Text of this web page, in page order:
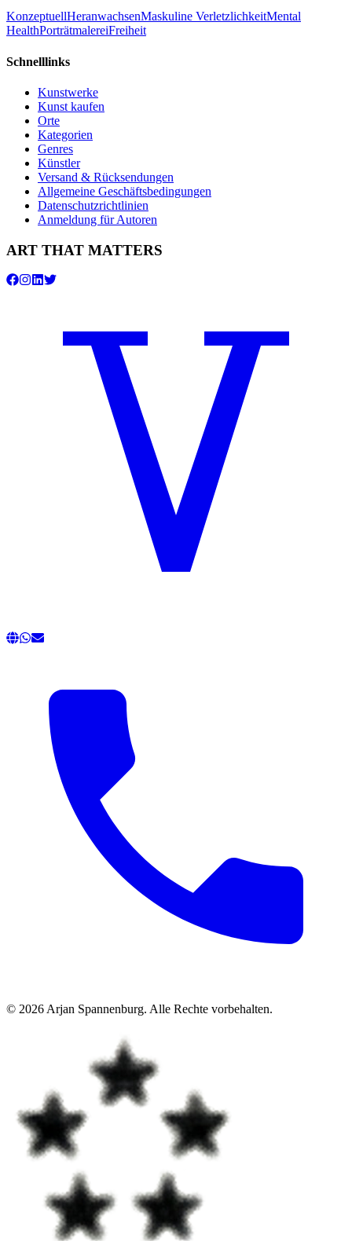
KonzeptuellHeranwachsenMaskuline VerletzlichkeitMental
HealthPorträtmalereiFreiheit
Schnelllinks
Kunstwerke
Kunst kaufen
Orte
Kategorien
Genres
Künstler
Versand & Rücksendungen
Allgemeine Geschäftsbedingungen
Datenschutzrichtlinien
Anmeldung für Autoren
ART THAT MATTERS
© 2026 Arjan Spannenburg. Alle Rechte vorbehalten.